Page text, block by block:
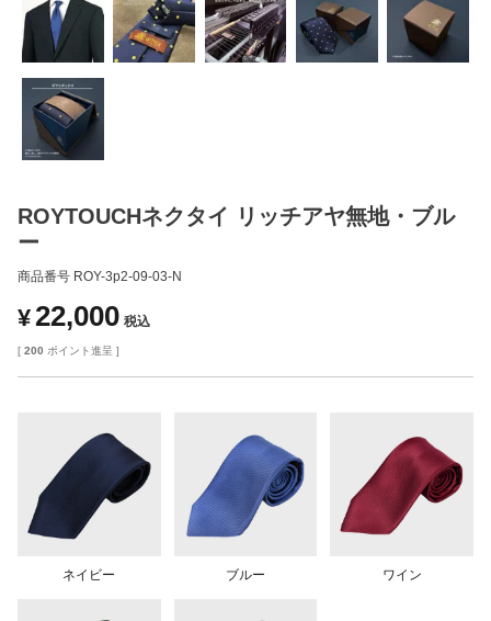
ROYTOUCHネクタイ リッチアヤ無地・ブル
ー
商品番号 ROY-3p2-09-03-N
¥ 22,000 税込
[ 200 ポイント進呈 ]
ネイビー ブルー ワイン